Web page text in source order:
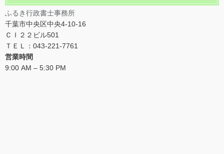
ふるき行政書士事務所
千葉市中央区中央4-10-16
ＣＩ２２ビル501
ＴＥＬ：043-221-7761
営業時間
9:00 AM – 5:30 PM